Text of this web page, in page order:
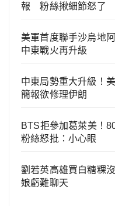
報 粉絲揪細節怒了
美軍首度聯手沙烏地
中東戰火再升級
中東局勢重大升級！
簡報欲修理伊朗
BTS拒參加葛萊美！
粉絲怒批：小心眼
劉若英高雄買白糖粿
娘虧難聊天